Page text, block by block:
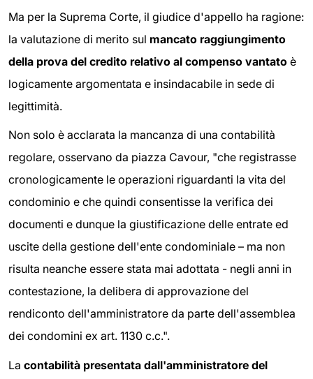
Ma per la Suprema Corte, il giudice d'appello ha ragione:
la valutazione di merito sul mancato raggiungimento
della prova del credito relativo al compenso vantato è
logicamente argomentata e insindacabile in sede di
legittimità.
Non solo è acclarata la mancanza di una contabilità
regolare, osservano da piazza Cavour, "che registrasse
cronologicamente le operazioni riguardanti la vita del
condominio e che quindi consentisse la verifica dei
documenti e dunque la giustificazione delle entrate ed
uscite della gestione dell'ente condominiale – ma non
risulta neanche essere stata mai adottata - negli anni in
contestazione, la delibera di approvazione del
rendiconto dell'amministratore da parte dell'assemblea
dei condomini ex art. 1130 c.c.".
La contabilità presentata dall'amministratore del